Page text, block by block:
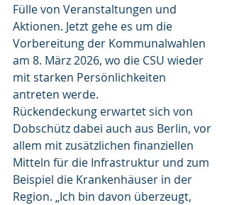
Fülle von Veranstaltungen und
Aktionen. Jetzt gehe es um die
Vorbereitung der Kommunalwahlen
am 8. März 2026, wo die CSU wieder
mit starken Persönlichkeiten
antreten werde.
Rückendeckung erwartet sich von
Dobschütz dabei auch aus Berlin, vor
allem mit zusätzlichen finanziellen
Mitteln für die Infrastruktur und zum
Beispiel die Krankenhäuser in der
Region. „Ich bin davon überzeugt,